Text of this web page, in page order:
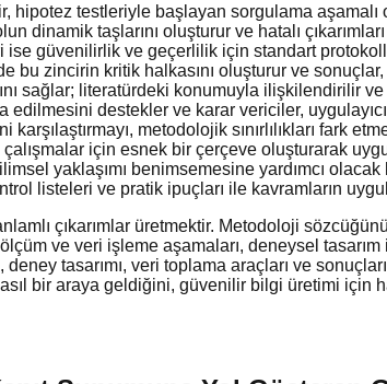
testleriyle başlayan sorgulama
dinamik taşlarını oluşturur ve hatalı
ise güvenilirlik ve geçerlilik için standart
zincirin kritik halkasını oluşturur ve
sağlar; literatürdeki konumuyla ilişkilendirilir ve
destekler ve karar vericiler,
metodolojik sınırlılıkları fark
için esnek bir çerçeve oluşturarak
yaklaşımı benimsemesine yardımcı
listeleri ve pratik ipuçları ile kavramların
çıkarımlar üretmektir. Metodoloji
ve veri işleme aşamaları, deneysel
tasarımı, veri toplama araçları ve
bir araya geldiğini, güvenilir bilgi üretimi için